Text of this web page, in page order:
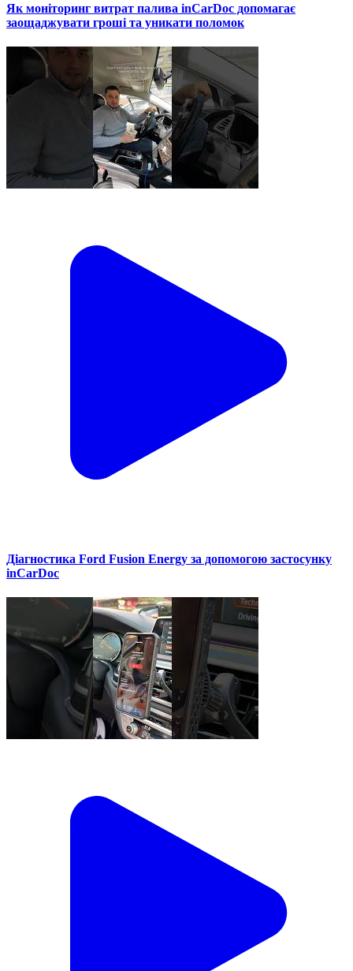
Як моніторинг витрат палива inCarDoc допомагає
заощаджувати гроші та уникати поломок
Діагностика Ford Fusion Energy за допомогою застосунку
inCarDoc